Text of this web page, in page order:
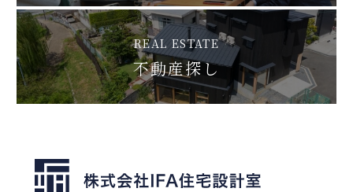
REAL ESTATE
不動産探し